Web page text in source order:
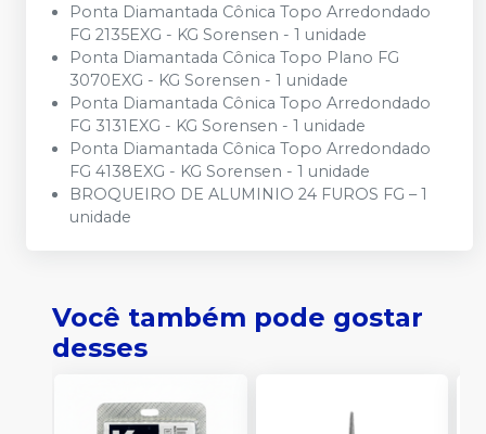
Ponta Diamantada Cônica Topo Arredondado
FG 2135EXG - KG Sorensen - 1 unidade
Ponta Diamantada Cônica Topo Plano FG
3070EXG - KG Sorensen - 1 unidade
Ponta Diamantada Cônica Topo Arredondado
FG 3131EXG - KG Sorensen - 1 unidade
Ponta Diamantada Cônica Topo Arredondado
FG 4138EXG - KG Sorensen - 1 unidade
BROQUEIRO DE ALUMINIO 24 FUROS FG – 1
unidade
Você também pode gostar
desses